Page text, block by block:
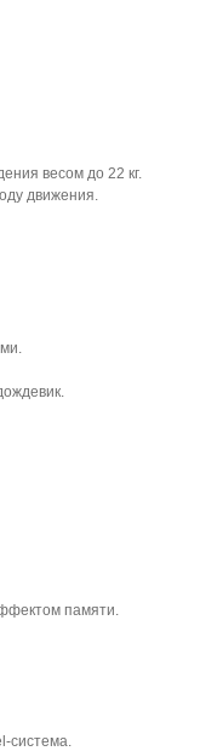
весом до 22 кг.
движения.
памяти.
система.